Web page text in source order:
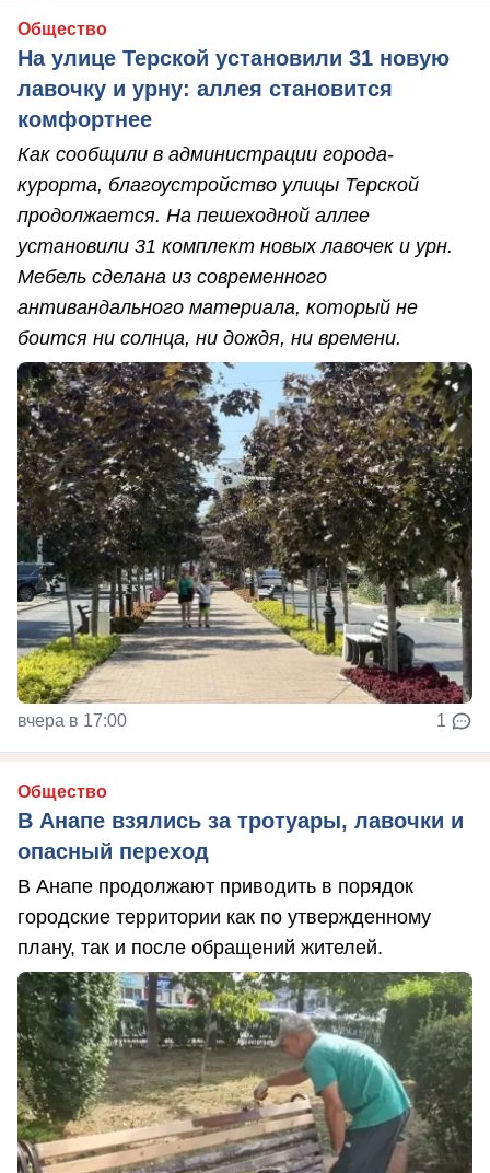
Общество
На улице Терской установили 31 новую
лавочку и урну: аллея становится
комфортнее
Как сообщили в администрации города-
курорта, благоустройство улицы Терской
продолжается. На пешеходной аллее
установили 31 комплект новых лавочек и урн.
Мебель сделана из современного
антивандального материала, который не
боится ни солнца, ни дождя, ни времени.
вчера в 17:00 1
Общество
В Анапе взялись за тротуары, лавочки и
опасный переход
В Анапе продолжают приводить в порядок
городские территории как по утвержденному
плану, так и после обращений жителей.